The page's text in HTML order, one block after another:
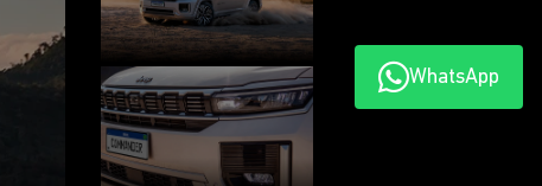
WhatsApp